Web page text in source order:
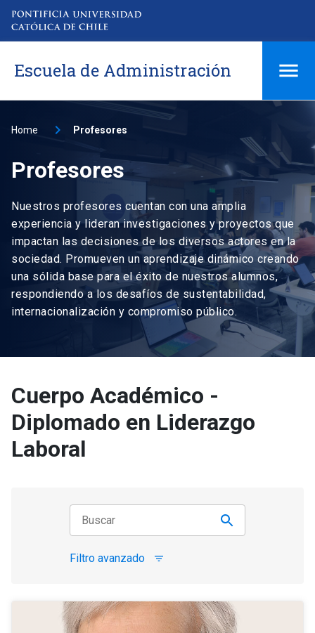
Escuela de Administración
Home Profesores
Profesores
Nuestros profesores cuentan con una amplia
experiencia y lideran investigaciones y proyectos que
impactan las decisiones de los diversos actores en la
sociedad. Promueven un aprendizaje dinámico creando
una sólida base para el éxito de nuestros alumnos,
respondiendo a los desafíos de sustentabilidad,
internacionalización y compromiso público.
Cuerpo Académico -
Diplomado en Liderazgo
Laboral
Filtro avanzado filter_list